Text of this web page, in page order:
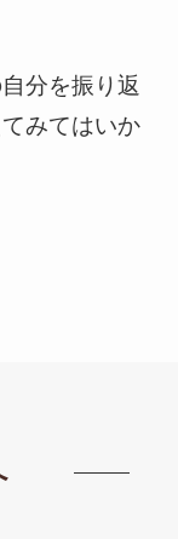
分を振り返
みてはいか